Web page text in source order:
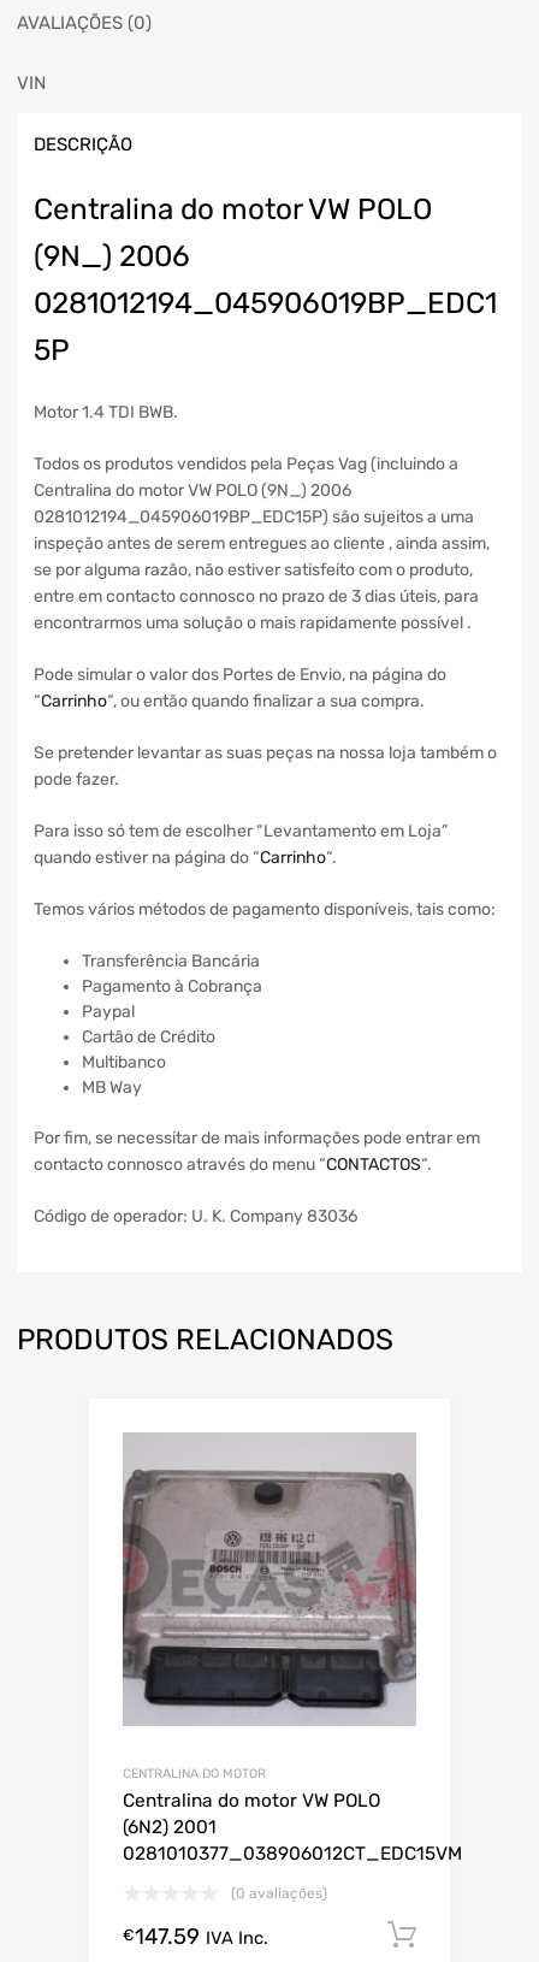
AVALIAÇÕES (0)
VIN
DESCRIÇÃO
Centralina do motor VW POLO
(9N_) 2006
0281012194_045906019BP_EDC1
5P
Motor 1.4 TDI BWB.
Todos os produtos vendidos pela Peças Vag (incluindo a
Centralina do motor VW POLO (9N_) 2006
0281012194_045906019BP_EDC15P) são sujeitos a uma
inspeção antes de serem entregues ao cliente , ainda assim,
se por alguma razão, não estiver satisfeito com o produto,
entre em contacto connosco no prazo de 3 dias úteis, para
encontrarmos uma solução o mais rapidamente possível .
Pode simular o valor dos Portes de Envio, na página do
“Carrinho“, ou então quando finalizar a sua compra.
Se pretender levantar as suas peças na nossa loja também o
pode fazer.
Para isso só tem de escolher “Levantamento em Loja”
quando estiver na página do “Carrinho“.
Temos vários métodos de pagamento disponíveis, tais como:
Transferência Bancária
Pagamento à Cobrança
Paypal
Cartão de Crédito
Multibanco
MB Way
Por fim, se necessitar de mais informações pode entrar em
contacto connosco através do menu “CONTACTOS“.
Código de operador: U. K. Company 83036
PRODUTOS RELACIONADOS
CENTRALINA DO MOTOR
Centralina do motor VW POLO
(6N2) 2001
0281010377_038906012CT_EDC15VM
(0 avaliações)
€147.59 IVA Inc.